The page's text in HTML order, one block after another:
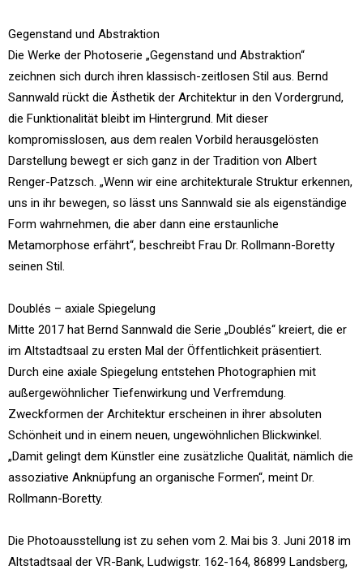
Gegenstand und Abstraktion
Die Werke der Photoserie „Gegenstand und Abstraktion“
zeichnen sich durch ihren klassisch-zeitlosen Stil aus. Bernd
Sannwald rückt die Ästhetik der Architektur in den Vordergrund,
die Funktionalität bleibt im Hintergrund. Mit dieser
kompromisslosen, aus dem realen Vorbild herausgelösten
Darstellung bewegt er sich ganz in der Tradition von Albert
Renger-Patzsch. „Wenn wir eine architekturale Struktur erkennen,
uns in ihr bewegen, so lässt uns Sannwald sie als eigenständige
Form wahrnehmen, die aber dann eine erstaunliche
Metamorphose erfährt“, beschreibt Frau Dr. Rollmann-Boretty
seinen Stil.
Doublés – axiale Spiegelung
Mitte 2017 hat Bernd Sannwald die Serie „Doublés“ kreiert, die er
im Altstadtsaal zu ersten Mal der Öffentlichkeit präsentiert.
Durch eine axiale Spiegelung entstehen Photographien mit
außergewöhnlicher Tiefenwirkung und Verfremdung.
Zweckformen der Architektur erscheinen in ihrer absoluten
Schönheit und in einem neuen, ungewöhnlichen Blickwinkel.
„Damit gelingt dem Künstler eine zusätzliche Qualität, nämlich die
assoziative Anknüpfung an organische Formen“, meint Dr.
Rollmann-Boretty.
Die Photoausstellung ist zu sehen vom 2. Mai bis 3. Juni 2018 im
Altstadtsaal der VR-Bank, Ludwigstr. 162-164, 86899 Landsberg,